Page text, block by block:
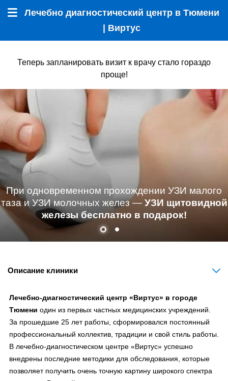
Лечебно диагностический центр в Тюмени
| Виртус
Теперь запланировать визит к врачу стало гораздо
проще!
При одновременном прохождении УЗИ малого
таза и УЗИ молочных желез — УЗИ щитовидной
железы бесплатно в подарок!
Описание клиники
Лечебно-диагностический центр «Виртус» в городе
Тюмени один из первых частных медицинских учреждений.
За прошедшие 25 лет работы, сформировался постоянный
профессиональный коллектив, традиции и свой стиль работы.
В лечебно-диагностическом центре «Виртус» успешно
внедрены последние методики для обследования, которые
позволяет получить очень точную картину широкого спектра